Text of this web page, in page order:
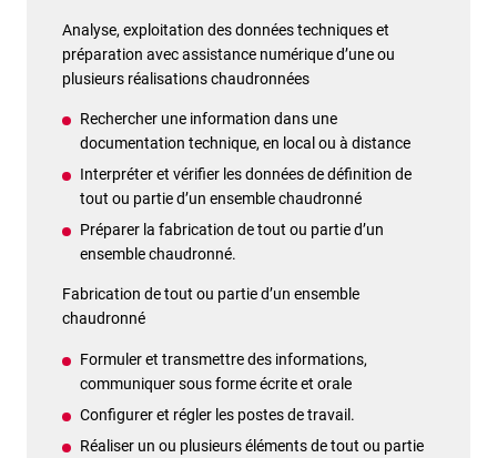
Analyse, exploitation des données techniques et
préparation avec assistance numérique d’une ou
plusieurs réalisations chaudronnées
Rechercher une information dans une
documentation technique, en local ou à distance
Interpréter et vérifier les données de définition de
tout ou partie d’un ensemble chaudronné
Préparer la fabrication de tout ou partie d’un
ensemble chaudronné.
Fabrication de tout ou partie d’un ensemble
chaudronné
Formuler et transmettre des informations,
communiquer sous forme écrite et orale
Configurer et régler les postes de travail.
Réaliser un ou plusieurs éléments de tout ou partie